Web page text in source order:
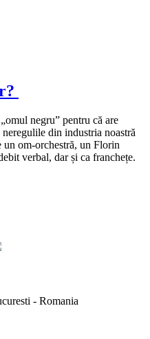
negru” pentru că are
din industria noastră
un om-orchestră, un Florin
verbal, dar și ca franchețe.
- Romania